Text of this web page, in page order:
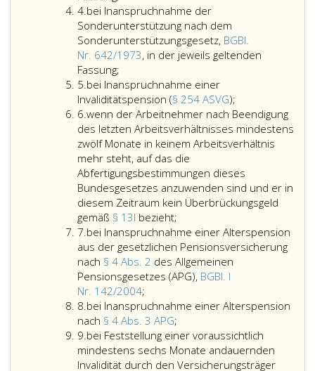
b
und
13c
Anspruch
Abfertigung:
Inanspruchnahme
des
Sonderruhegeldes
gemäß
zehn
des
Nachtschicht-
Schwerarbeitsgesetzes,
Bundesgesetzblatt
Nr. 354
aus
1981,,
in
der
jeweils
geltenden
Fassung;
4.Ziffer
4
bei Inanspruchnahme der
Sonderunterstützung nach dem
Sonderunterstützungsgesetz, BGBl.
Nr. 642/1973, in der jeweils geltenden
Fassung;
Inanspruchnahme
der
Sonderunterstützung
nach
dem
Sonderunterstützungsgesetz,
Bundesgesetzblatt
Nr. 642
aus
1973,,
in
der
jeweils
geltenden
Fassung;
5.Ziffer
5
bei Inanspruchnahme einer
Invaliditätspension (§ 254 ASVG);
einer
254,
ASVG);
6.Ziffer
6
wenn der Arbeitnehmer nach Beendigung
des letzten Arbeitsverhältnisses mindestens
zwölf Monate in keinem Arbeitsverhältnis
mehr steht, auf das die
Abfertigungsbestimmungen dieses
Bundesgesetzes anzuwenden sind und er in
diesem Zeitraum kein Überbrückungsgeld
gemäß § 13l bezieht;
der
Arbeitnehmer
nach
Beendigung
letzten
mindestens
zwölf
Monate
7.Ziffer
7
bei Inanspruchnahme einer Alterspension
aus der gesetzlichen Pensionsversicherung
nach § 4 Abs. 2 des Allgemeinen
Pensionsgesetzes (APG), BGBl. I
Nr. 142/2004;
Inanspruchnahme
einer
Alterspension
aus
der
8.Ziffer
8
bei Inanspruchnahme einer Alterspension
nach § 4 Abs. 3 APG;
Inanspruchnahme
einer
Alterspension
9.Ziffer
9
bei Feststellung einer voraussichtlich
mindestens sechs Monate andauernden
Invalidität durch den Versicherungsträger